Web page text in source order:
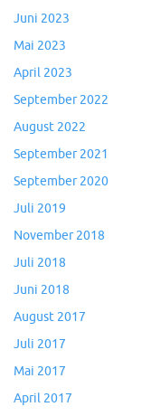
Juni 2023
Mai 2023
April 2023
September 2022
August 2022
September 2021
September 2020
Juli 2019
November 2018
Juli 2018
Juni 2018
August 2017
Juli 2017
Mai 2017
April 2017